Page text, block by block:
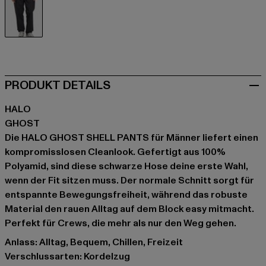
PRODUKT DETAILS
HALO
GHOST
Die HALO GHOST SHELL PANTS für Männer liefert einen
kompromisslosen Cleanlook. Gefertigt aus 100%
Polyamid, sind diese schwarze Hose deine erste Wahl,
wenn der Fit sitzen muss. Der normale Schnitt sorgt für
entspannte Bewegungsfreiheit, während das robuste
Material den rauen Alltag auf dem Block easy mitmacht.
Perfekt für Crews, die mehr als nur den Weg gehen.
Anlass: Alltag, Bequem, Chillen, Freizeit
Verschlussarten: Kordelzug